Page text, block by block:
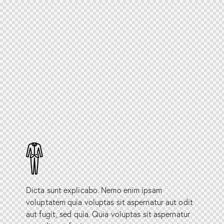
Dicta sunt explicabo. Nemo enim ipsam
voluptatem quia voluptas sit aspernatur aut odit
aut fugit, sed quia. Quia voluptas sit aspernatur